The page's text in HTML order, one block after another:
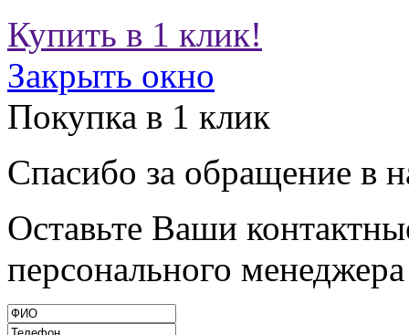
Купить в 1 клик!
Закрыть окно
Покупка в 1 клик
Спасибо за обращение в
Оставьте Ваши
персонального